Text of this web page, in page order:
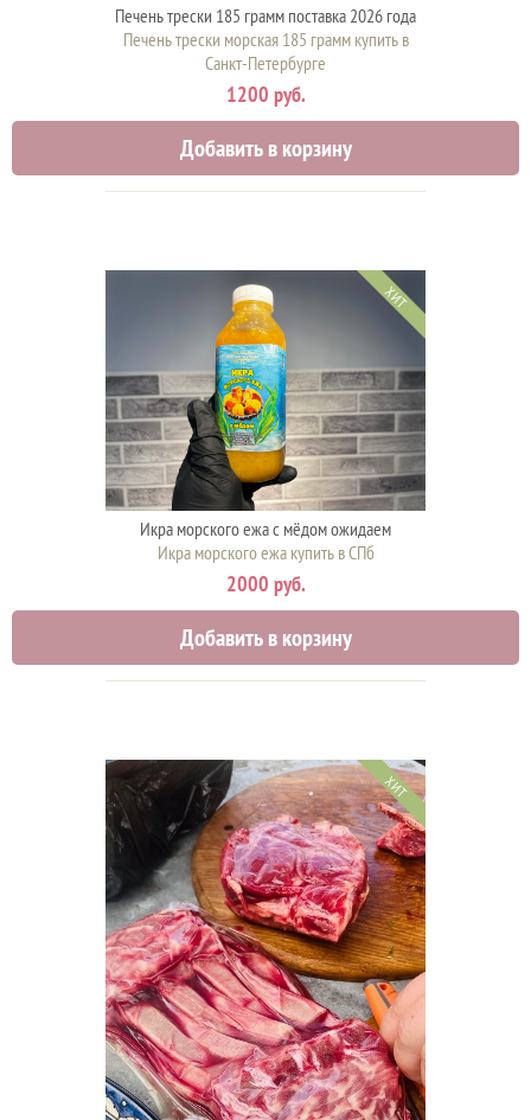
Печень трески 185 грамм поставка 2026 года
Печень трески морская 185 грамм купить в
Санкт-Петербурге
1200 руб.
Добавить в корзину
ХИТ
Икра морского ежа с мёдом ожидаем
Икра морского ежа купить в СПб
2000 руб.
Добавить в корзину
ХИТ